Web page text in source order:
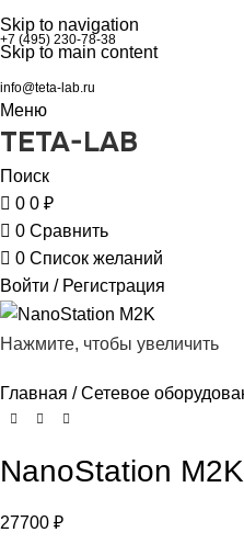
Skip to navigation
Skip to main content
+7 (495) 230-78-38
info@teta-lab.ru
Меню
TETA-LAB
Поиск
0 0 ₽
0 Сравнить
0 Список желаний
Войти / Регистрация
Нажмите, чтобы увеличить
Главная Сетевое
NanoStation M2K
27700 ₽